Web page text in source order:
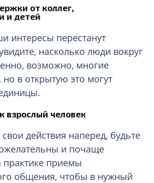
от коллег,
и детей
интересы перестанут
насколько люди вокруг
возможно, многие
но в открытую это могут
взрослый человек
действия наперед, будьте
и почаще
практике приемы
общения, чтобы в нужный